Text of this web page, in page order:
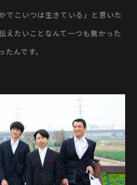
でこいつは生きている」と思いた
えたいことなんて一つも無かった
んです。